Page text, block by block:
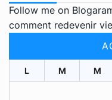
Follow me on
comment redevenir
L M M